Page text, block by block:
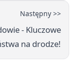
Następny >>
- Kluczowe
na drodze!